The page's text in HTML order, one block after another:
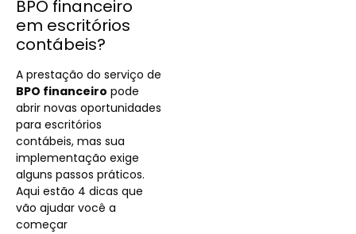
BPO financeiro
em escritórios
contábeis?
A prestação do serviço de
BPO financeiro pode
abrir novas oportunidades
para escritórios
contábeis, mas sua
implementação exige
alguns passos práticos.
Aqui estão 4 dicas que
vão ajudar você a
começar